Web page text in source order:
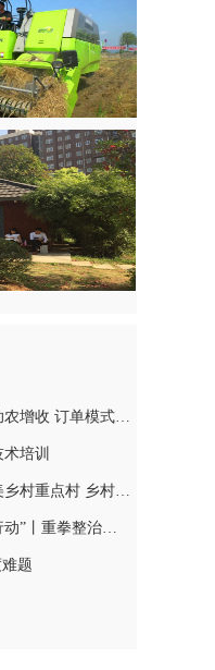
渡口乡过家村：豆角产业助农增收 订单模式铺就致富路
培训
牌楼乡：两村跻身省级和美乡村重点村 乡村振兴迎来“加速跑”
烟花爆竹 “严打严查 雷霆行动”丨重拳整治非法储存烟花爆竹 筑牢辖区安全防线
题